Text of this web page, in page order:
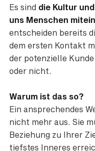
Es sind die Kultur
uns Menschen
entscheiden bereits
dem ersten Kontakt
der potenzielle
oder nicht.
Warum ist das so?
Ein ansprechendes
nicht mehr aus. Sie
Beziehung zu Ihrer
tiefstes Inneres